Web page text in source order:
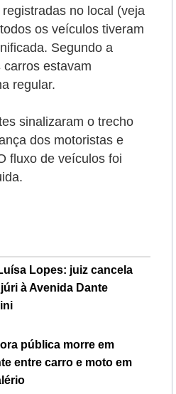
no local (veja
os veículos tiveram
Segundo a
estavam
regular.
sinalizaram o trecho
dos motoristas e
fluxo de veículos foi
Lopes: juiz cancela
à Avenida Dante
pública morre em
entre carro e moto em